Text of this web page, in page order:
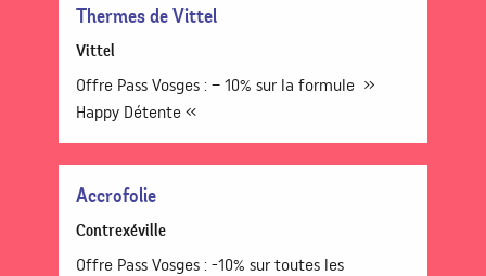
Thermes de Vittel
Vittel
Offre Pass Vosges : – 10% sur la formule »
Happy Détente «
Accrofolie
Contrexéville
Offre Pass Vosges : -10% sur toutes les